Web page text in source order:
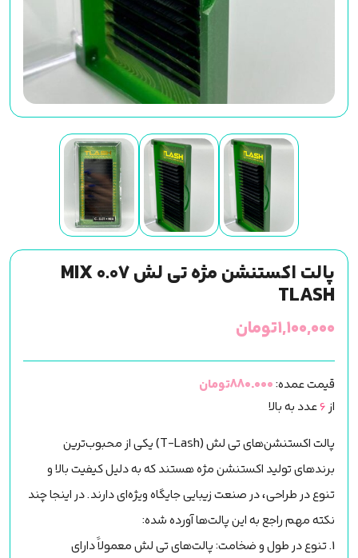
پالت اکستنشن مژه تی لش MIX 0.07
TLASH
۱,۱۰۰,۰۰۰تومان
قیمت عمده:880.000تومان
از6عدد به بالا
پالت اکستنشن‌های تی لش (T-Lash) یکی از محبوب‌ترین
برندهای تولید اکستنشن مژه هستند که به دلیل کیفیت بالا و
تنوع در طراحی، در صنعت زیبایی جایگاه ویژه‌ای دارند. در اینجا چند
نکته مهم راجع به این پالت‌ها آورده شده:
1. تنوع در طول و ضخامت: پالت‌های تی لش معمولاً دارای